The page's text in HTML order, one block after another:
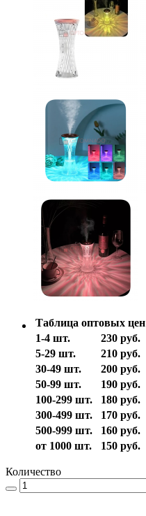
Таблица оптовых цен
1-4 шт.
230 руб.
5-29 шт.
210 руб.
30-49 шт.
200 руб.
50-99 шт.
190 руб.
100-299 шт.
180 руб.
300-499 шт.
170 руб.
500-999 шт.
160 руб.
от 1000 шт.
150 руб.
Количество